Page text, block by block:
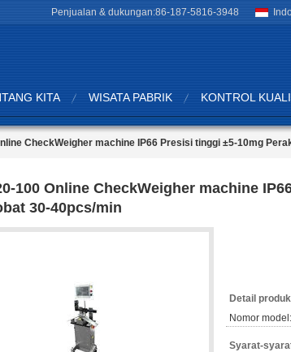
Penjualan & dukungan:86-187-5816-3948
KITA WISATA PABRIK KONTROL
CheckWeigher machine IP66 Presisi tinggi ±5-10mg
100 Online CheckWeigher machine
30-40pcs/min
Detail
Nomor model:
Syarat-